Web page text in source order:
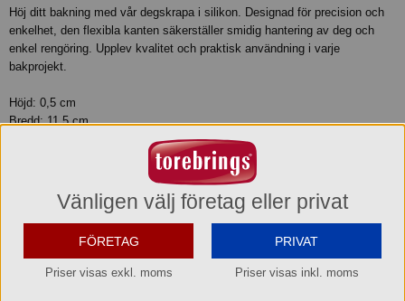
Höj ditt bakning med vår degskrapa i silikon. Designad för precision och
enkelhet, den flexibla kanten säkerställer smidig hantering av deg och
enkel rengöring. Upplev kvalitet och praktisk användning i varje
bakprojekt.
Höjd: 0,5 cm
Bredd: 11,5 cm
Skötselråd: Diskmaskinssäker, Dishwasher safe
Produktinformation
Varumärke
Vänligen välj företag eller privat
FÖRETAG
Priser visas exkl. moms
PRIVAT
Priser visas inkl. moms